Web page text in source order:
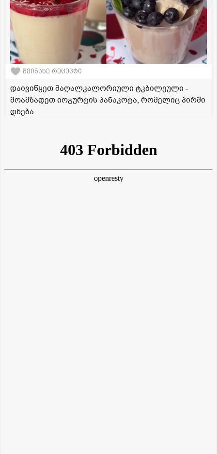
შეინახე რეცეპტი
დაივიწყეთ მაღალკალორიული ტკბილეული -
მოამზადეთ იოგურტის პანაკოტა, რომელიც პირში
დნება